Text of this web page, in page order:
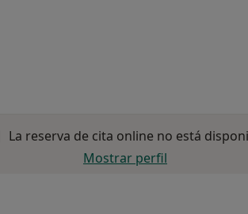
La reserva de cita online no está
Mostrar perfil